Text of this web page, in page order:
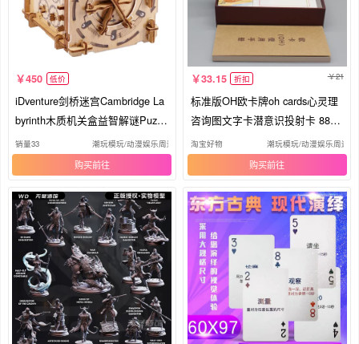
450 低价
iDventure剑桥迷宫Cambridge La
byrinth木质机关盒益智解谜Puzzl
e
销量33 潮玩模玩/动漫娱乐周边/三坑娃圈
购买
33.15 折扣 21
标准版OH欧卡牌oh cards心灵理
咨询图文字卡潜意识投射卡 88+8
8张
淘宝好物 潮玩模玩/动漫娱乐周边/
购买